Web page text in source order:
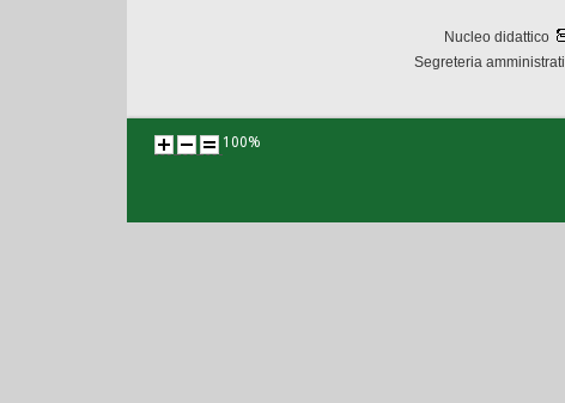
Nucleo didattico
Segreteria
100%